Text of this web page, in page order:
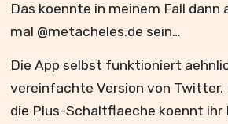
Das koennte in meinem Fall dann
mal @metacheles.de sein…
Die App selbst funktioniert
vereinfachte Version von Twitter.
die Plus-Schaltflaeche koennt ihr